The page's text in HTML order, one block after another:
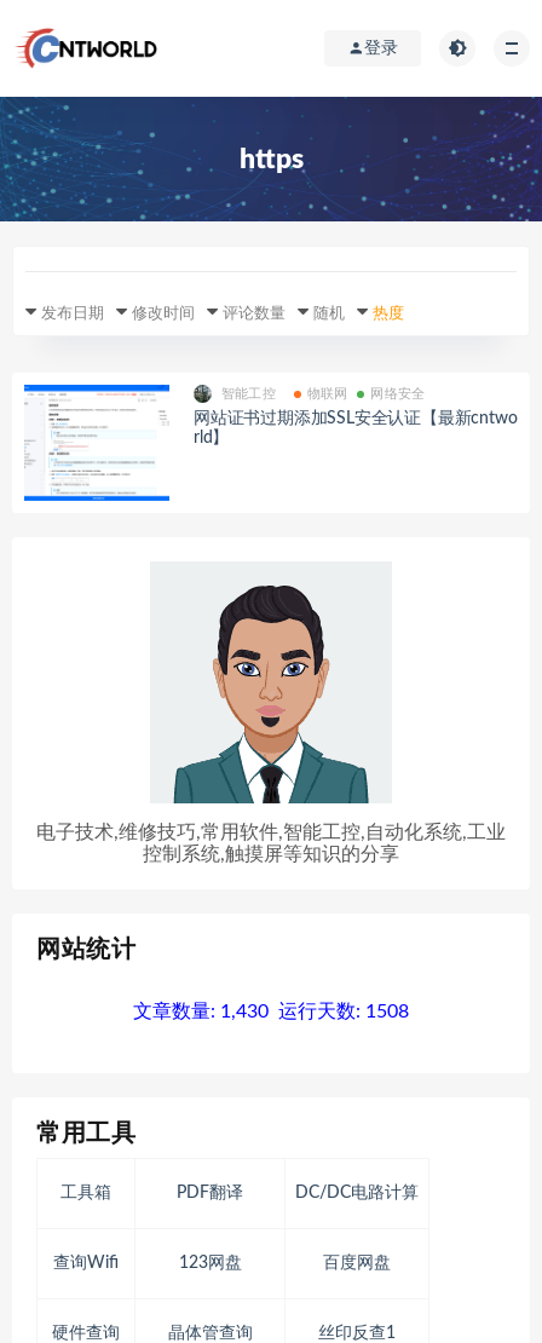
登录
https
发布日期 修改时间 评论数量 随机 热度
智能工控 物联网 网络安全
网站证书过期添加SSL安全认证【最新cntwo
rld】
电子技术,维修技巧,常用软件,智能工控,自动化系统,工业
控制系统,触摸屏等知识的分享
网站统计
文章数量: 1,430 运行天数: 1508
常用工具
工具箱 PDF翻译 DC/DC电路计算
查询Wifi 123网盘 百度网盘
硬件查询 晶体管查询 丝印反查1